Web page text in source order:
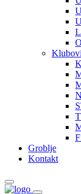
Klubovi
Groblje
Kontakt